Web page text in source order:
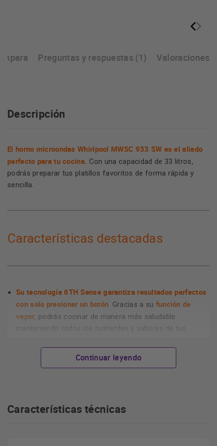
Preguntas y respuestas (1) Valoraciones
Descripción
El horno microondas Whirlpool MWSC 933 SW es el aliado
perfecto para tu cocina. Con una capacidad de 33 litros,
podrás preparar tus platillos favoritos de forma rápida y
sencilla.
Características destacadas
Su tecnología 6TH Sense garantiza resultados perfectos
con solo presionar un botón. Gracias a su función de
vapor, podrás cocinar de manera más saludable
manteniendo todos los nutrientes y sabores de tus
A diferencia de otros modelos, este horno microondas
puede instalar en cualquier lugarde tu cocina,
DualCrisp: disfruta de una frescura incomparable por
Continuar leyendo
Características técnicas